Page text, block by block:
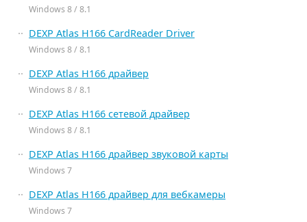
Windows 8 / 8.1
DEXP Atlas H166 CardReader Driver
Windows 8 / 8.1
DEXP Atlas H166 драйвер
Windows 8 / 8.1
DEXP Atlas H166 сетевой драйвер
Windows 8 / 8.1
DEXP Atlas H166 драйвер звуковой карты
Windows 7
DEXP Atlas H166 драйвер для вебкамеры
Windows 7